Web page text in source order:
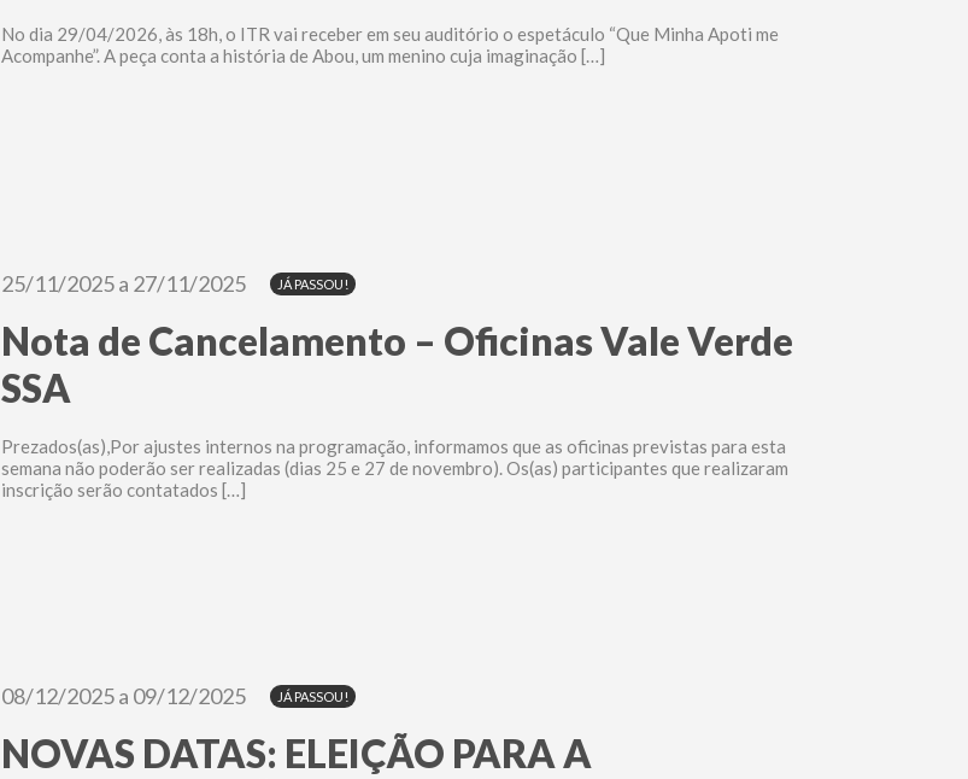
No dia 29/04/2026, às 18h, o ITR vai receber em seu auditório o espetáculo “Que Minha Apoti me
Acompanhe”. A peça conta a história de Abou, um menino cuja imaginação […]
25/11/2025 a 27/11/2025 JÁ PASSOU!
Nota de Cancelamento – Oficinas Vale Verde
SSA
Prezados(as),Por ajustes internos na programação, informamos que as oficinas previstas para esta
semana não poderão ser realizadas (dias 25 e 27 de novembro). Os(as) participantes que realizaram
inscrição serão contatados […]
08/12/2025 a 09/12/2025 JÁ PASSOU!
NOVAS DATAS: ELEIÇÃO PARA A